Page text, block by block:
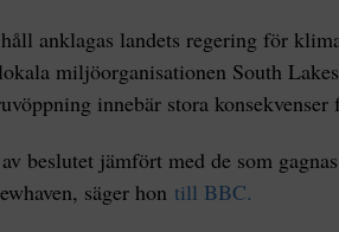
anklagas landets regering för
miljöorganisationen South
innebär stora konsekvenser
beslutet jämfört med de som
säger hon till BBC.